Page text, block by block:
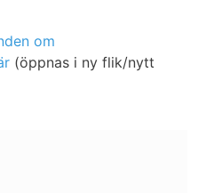
om
(öppnas i ny flik/nytt